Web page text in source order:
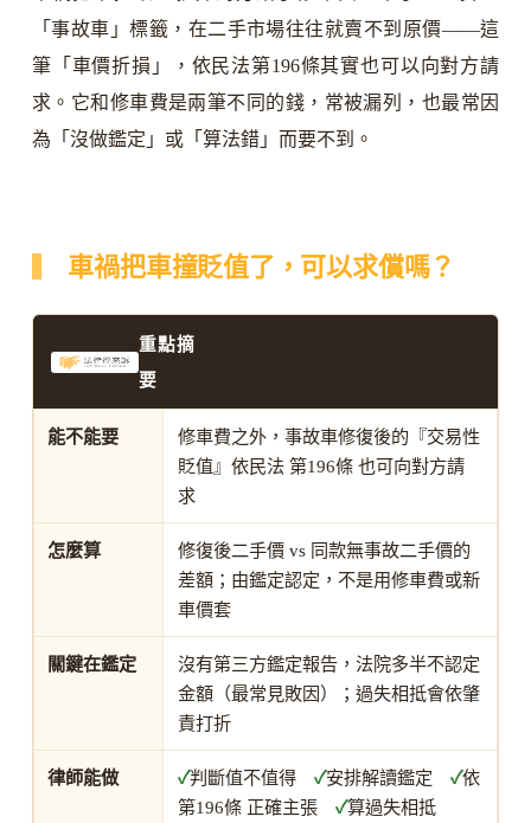
「事故車」標籤，在二手市場往往就賣不到原價——這
筆「車價折損」，依民法第196條其實也可以向對方請
求。它和修車費是兩筆不同的錢，常被漏列，也最常因
為「沒做鑑定」或「算法錯」而要不到。
車禍把車撞貶值了，可以求償嗎？
重點摘
要
能不能要
修車費之外，事故車修復後的『交易性
貶值』依民法 第196條 也可向對方請
求
怎麼算
修復後二手價 vs 同款無事故二手價的
差額；由鑑定認定，不是用修車費或新
車價套
關鍵在鑑定
沒有第三方鑑定報告，法院多半不認定
金額（最常見敗因）；過失相抵會依肇
責打折
律師能做 ✓判斷值不值得✓安排解讀鑑定✓依
第196條 正確主張✓算過失相抵